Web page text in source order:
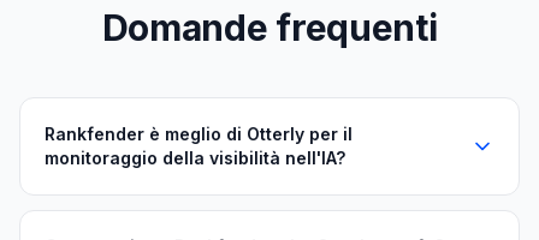
Domande frequenti
Rankfender è meglio di Otterly per il
monitoraggio della visibilità nell'IA?